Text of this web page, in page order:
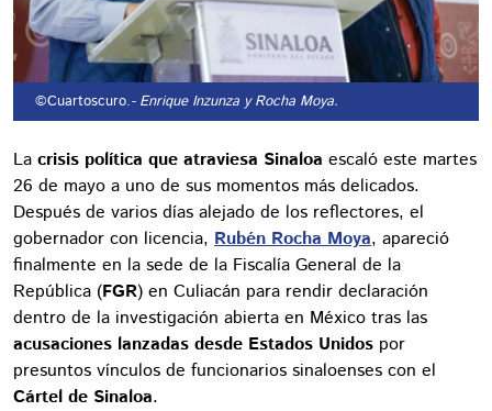
©Cuartoscuro.- Enrique Inzunza y Rocha Moya.
La crisis política que atraviesa Sinaloa escaló este martes
26 de mayo a uno de sus momentos más delicados.
Después de varios días alejado de los reflectores, el
gobernador con licencia, Rubén Rocha Moya, apareció
finalmente en la sede de la Fiscalía General de la
República (FGR) en Culiacán para rendir declaración
dentro de la investigación abierta en México tras las
acusaciones lanzadas desde Estados Unidos por
presuntos vínculos de funcionarios sinaloenses con el
Cártel de Sinaloa.